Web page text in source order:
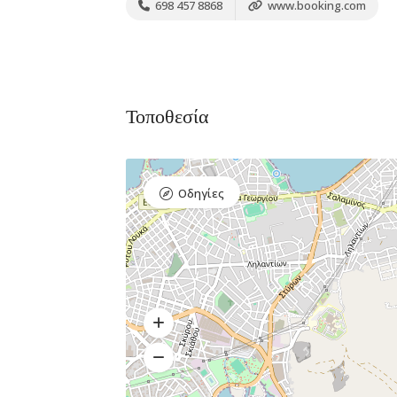
698 457 8868 www.booking.com
Τοποθεσία
Οδηγίες
Raval Χαλκιδα
Δημητρίου 1, Xαλκίδα
Resort
Λίμνη,
Βόρεια
Εύβοια 340